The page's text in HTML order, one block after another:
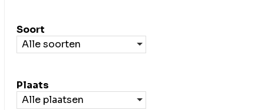
Soort
Alle soorten
Plaats
Alle plaatsen